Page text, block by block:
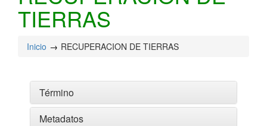
TIERRAS
Inicio RECUPERACION DE TIERRAS
Término
Metadatos